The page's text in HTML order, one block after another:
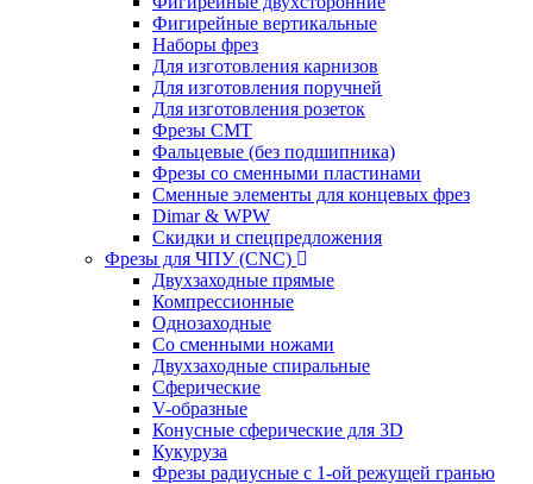
Фигирейные вертикальные
Наборы фрез
Для изготовления карнизов
Для изготовления поручней
Для изготовления розеток
Фрезы CMT
Фальцевые (без подшипника)
Фрезы со сменными пластинами
Сменные элементы для концевых фрез
Dimar & WPW
Скидки и спецпредложения
Фрезы для ЧПУ (CNC)
Двухзаходные прямые
Компрессионные
Однозаходные
Со сменными ножами
Двухзаходные спиральные
Сферические
V-образные
Конусные сферические для 3D
Кукуруза
Фрезы радиусные с 1-ой режущей гранью